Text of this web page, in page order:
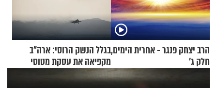
הרב יצחק פנגר - אחרית הימים,
חלק ג’
בגלל הנשק הרוסי: ארה"ב
מקפיאה את עסקת מטוסי
הקרב לטורקיה